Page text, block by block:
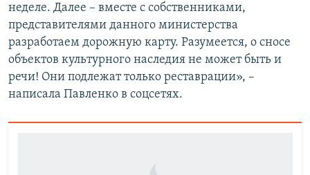
неделе. Далее – вместе с собственниками,
представителями данного министерства
разработаем дорожную карту. Разумеется, о сносе
объектов культурного наследия не может быть и
речи! Они подлежат только реставрации», –
написала Павленко в соцсетях.